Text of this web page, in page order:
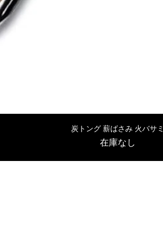
クイックビュー
炭トング 薪ばさみ 火バサミ
在庫なし